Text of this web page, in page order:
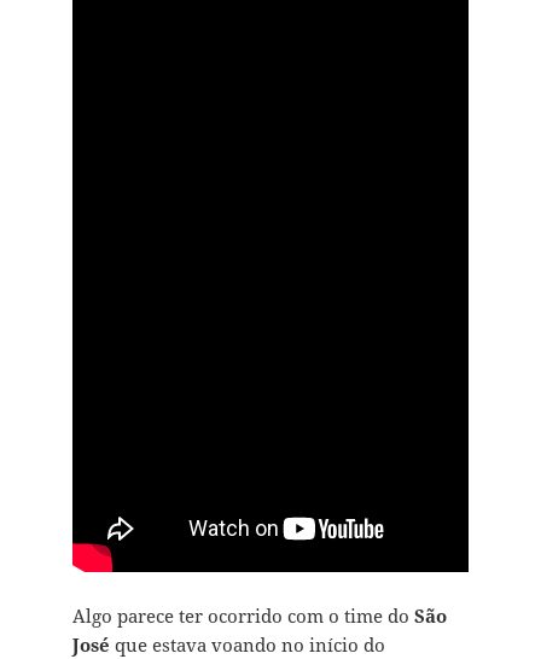
Algo parece ter ocorrido com o time do São
José que estava voando no início do